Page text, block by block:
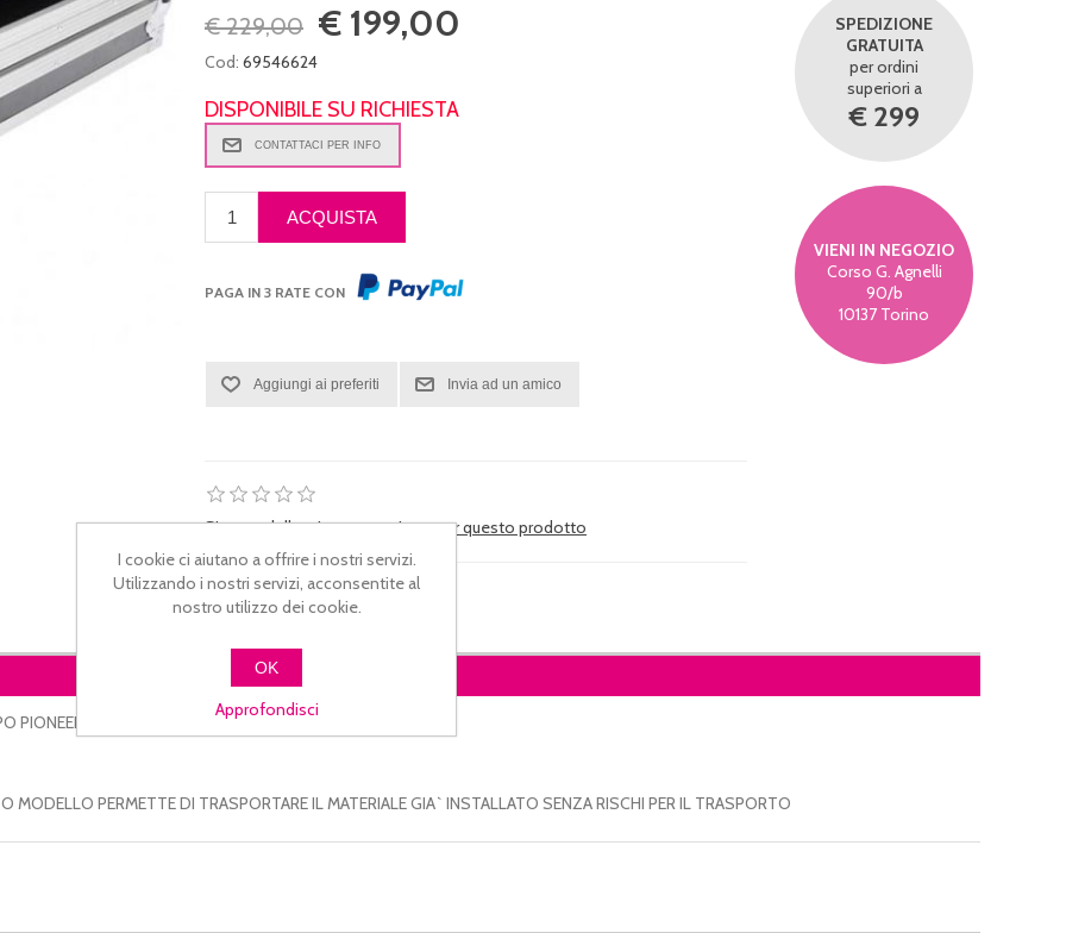
€ 229,00 € 199,00
Cod: 69546624
DISPONIBILE SU RICHIESTA
PAGA IN 3 RATE CON
Si tratta della prima recensione per questo prodotto
SPEDIZIONE
GRATUITA
per ordini
superiori a
€ 299
VIENI IN NEGOZIO
Corso G. Agnelli
90/b
10137 Torino
DESCRIZIONE
XDJ RX3 / XDJ RX2 /XDJ RX
PERMETTE DI TRASPORTARE IL MATERIALE GIA` INSTALLATO SENZA RISCHI PER IL TRASPORTO
I cookie ci aiutano a offrire i nostri servizi.
Utilizzando i nostri servizi, acconsentite al
nostro utilizzo dei cookie.
OK
Approfondisci